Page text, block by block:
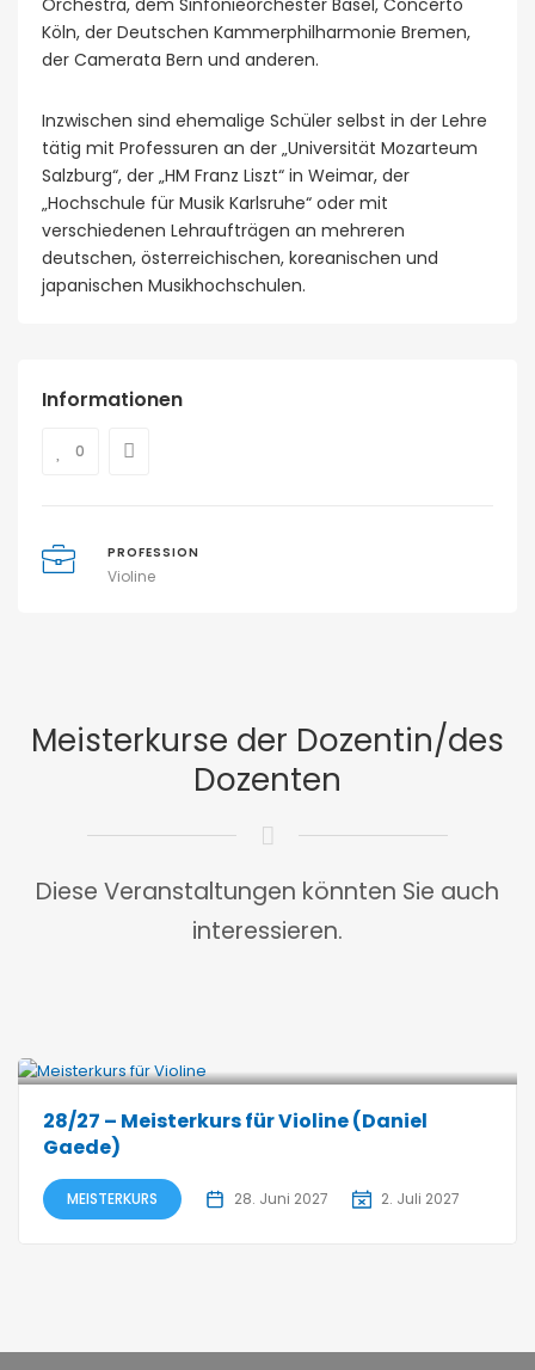
Köln, der Deutschen Kammerphilharmonie Bremen,
der Camerata Bern und anderen.
Inzwischen sind ehemalige Schüler selbst in der Lehre
tätig mit Professuren an der „Universität Mozarteum
Salzburg“, der „HM Franz Liszt“ in Weimar, der
„Hochschule für Musik Karlsruhe“ oder mit
verschiedenen Lehraufträgen an mehreren
deutschen, österreichischen, koreanischen und
japanischen Musikhochschulen.
Informationen
0
PROFESSION
Violine
Meisterkurse der Dozentin/des
Dozenten
Diese Veranstaltungen könnten Sie auch
interessieren.
28/27 – Meisterkurs für Violine (Daniel
Gaede)
MEISTERKURS 28. Juni 2027 2. Juli 2027